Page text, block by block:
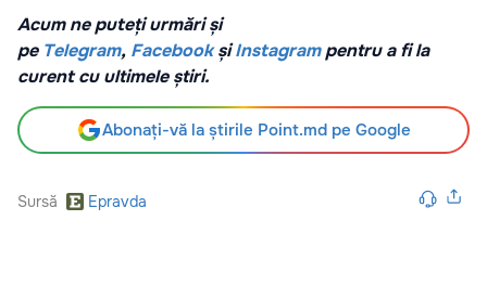
Acum ne puteți urmări și
pe Telegram, FacebookșiInstagrampentru a fi la
curent cu ultimele știri.
Abonați-vă la știrile Point.md pe Google
Sursă Epravda